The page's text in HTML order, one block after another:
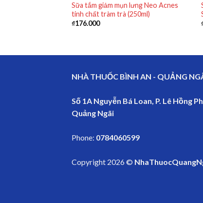
Sữa tắm giảm mụn lưng Neo Acnes
tinh chất tràm trà (250ml)
₫176.000
NHÀ THUỐC BÌNH AN - QUẢNG
Số 1A Nguyễn Bá Loan, P. Lê Hồng
Quảng Ngãi
Phone: 0784060599
Copyright 2026 ©